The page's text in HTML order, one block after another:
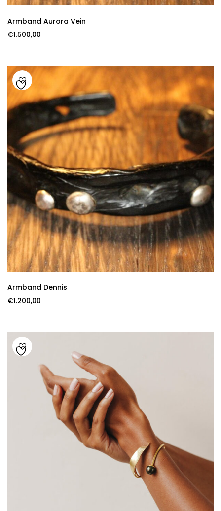
Armband Aurora Vein
€1.500,00
Armband Dennis
€1.200,00